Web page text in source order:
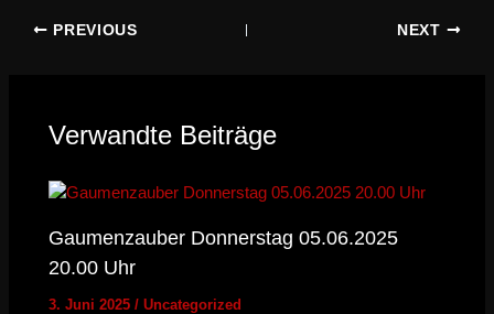
PREVIOUS NEXT
Verwandte Beiträge
Gaumenzauber Donnerstag 05.06.2025
20.00 Uhr
3. Juni 2025/Uncategorized